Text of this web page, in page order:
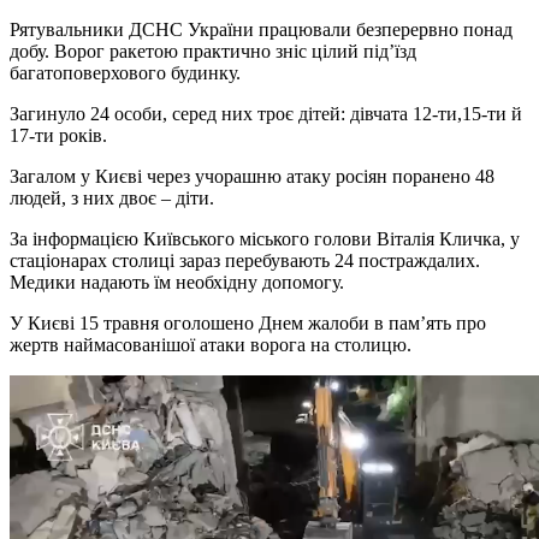
Рятувальники ДСНС України працювали безперервно понад
добу. Ворог ракетою практично зніс цілий під’їзд
багатоповерхового будинку.
Загинуло 24 особи, серед них троє дітей: дівчата 12-ти,15-ти й
17-ти років.
Загалом у Києві через учорашню атаку росіян поранено 48
людей, з них двоє – діти.
За інформацією Київського міського голови Віталія Кличка, у
стаціонарах столиці зараз перебувають 24 постраждалих.
Медики надають їм необхідну допомогу.
У Києві 15 травня оголошено Днем жалоби в пам’ять про
жертв наймасованішої атаки ворога на столицю.